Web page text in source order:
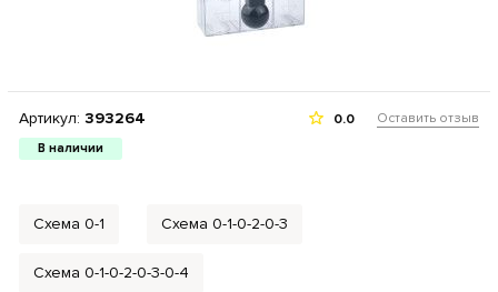
Артикул: 393264
В наличии
0.0 Оставить отзыв
Схема 0-1 Схема 0-1-0-2-0-3
Схема 0-1-0-2-0-3-0-4